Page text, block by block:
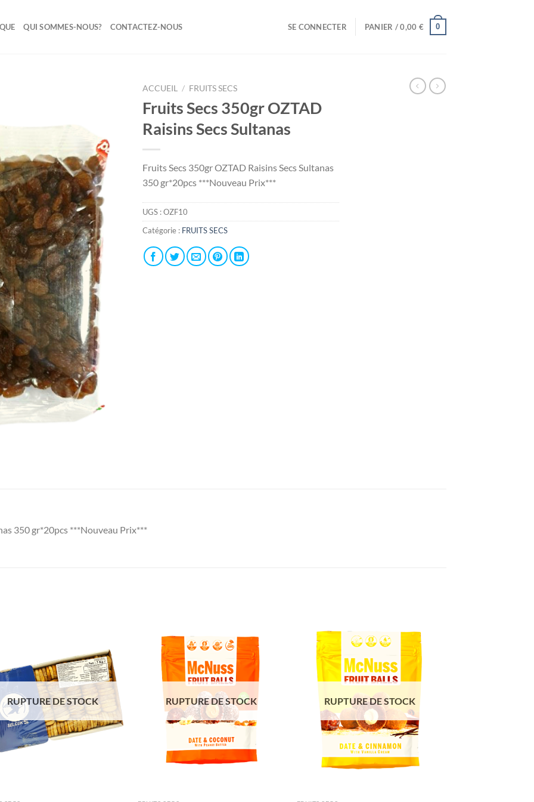
QUI SOMMES-NOUS? CONTACTEZ-NOUS SE CONNECTER PANIER /0,00 € 0
de
souhaits
ACCUEIL / FRUITS SECS
Fruits Secs 350gr OZTAD
Raisins Secs Sultanas
Fruits Secs 350gr OZTAD Raisins Secs Sultanas
350 gr*20pcs ***Nouveau Prix***
UGS :OZF10
Catégorie : FRUITS SECS
350 gr*20pcs ***Nouveau Prix***
à la liste
de
souhaits
RUPTURE DE STOCK
Ajouter
à la liste
de
souhaits
RUPTURE DE STOCK
Ajouter
à la liste
de
souhaits
RUPTURE DE STOCK